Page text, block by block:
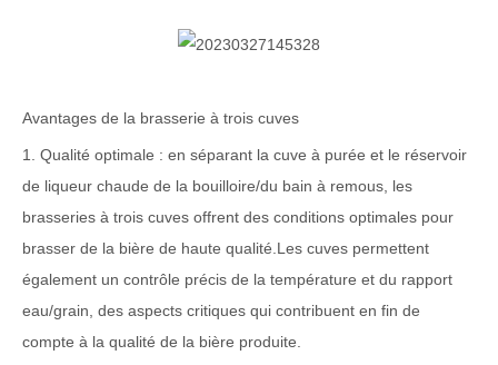
Avantages de la brasserie à trois cuves
1. Qualité optimale : en séparant la cuve à purée et le réservoir
de liqueur chaude de la bouilloire/du bain à remous, les
brasseries à trois cuves offrent des conditions optimales pour
brasser de la bière de haute qualité.Les cuves permettent
également un contrôle précis de la température et du rapport
eau/grain, des aspects critiques qui contribuent en fin de
compte à la qualité de la bière produite.